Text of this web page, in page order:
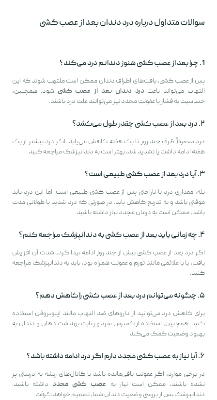
سوالات متداول درباره درد دندان بعد از عصب کشی
1. چرا بعد از عصب کشی هنوز دندانم درد می‌کند؟
پس از عصب کشی، بافت‌های اطراف دندان ممکن است ملتهب شوند که این
التهاب می‌تواند باعث درد دندان بعد از عصب کشی شود. همچنین،
حساسیت به فشار یا عفونت مجدد نیز می‌توانند علت درد باشند.
۲. درد بعد از عصب کشی چقدر طول می‌کشد؟
درد معمولاً ظرف چند روز تا یک هفته کاهش می‌یابد. اگر درد بیشتر از یک
هفته ادامه داشت یا تشدید شد، بهتر است به دندانپزشک مراجعه کنید.
۳. آیا درد بعد از عصب کشی طبیعی است؟
بله، مقداری درد یا ناراحتی پس از عصب کشی طبیعی است. اما این درد باید
موقتی باشد و به تدریج کاهش یابد. در صورتی که درد شدید یا طولانی مدت
باشد، ممکن است به درمان مجدد نیاز داشته باشید.
۴. چه زمانی باید بعد از عصب کشی به دندانپزشک مراجعه کنم؟
اگر درد بعد از عصب کشی بیش از چند روز ادامه پیدا کرد، شدت آن افزایش
یافت، یا با علائمی مانند تورم و عفونت همراه بود، باید به دندانپزشک مراجعه
کنید.
۵. چگونه می‌توانم درد بعد از عصب کشی را کاهش دهم؟
برای کاهش درد می‌توانید از داروهای ضد التهاب مانند ایبوپروفن استفاده
کنید. همچنین، استفاده از کمپرس سرد و رعایت بهداشت دهان و دندان به
بهبود وضعیت کمک می‌کند.
۶. آیا نیاز به عصب کشی مجدد دارم اگر درد ادامه داشته باشد؟
در برخی موارد، اگر عفونت باقی‌مانده باشد یا کانال‌های ریشه به درستی پر
نشده باشند، ممکن است نیاز به عصب کشی مجدد داشته باشید.
دندانپزشک پس از بررسی وضعیت دندان شما، تصمیم خواهد گرفت.